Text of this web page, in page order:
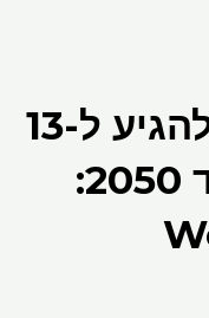
הביקוש לליתיום להגיע ל-13
מיליון טונות עד 2050: